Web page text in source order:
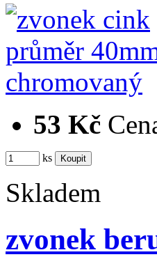
53 Kč
ks
Skladem
zvonek